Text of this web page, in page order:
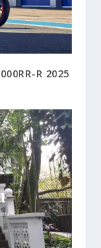
R 2025